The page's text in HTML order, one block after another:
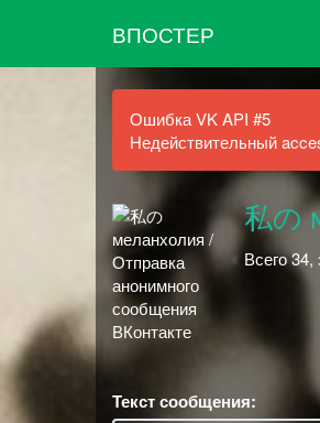
ВПОСТЕР
Ошибка VK API #5
Недействительный
私の
Всего
Текст сообщения: